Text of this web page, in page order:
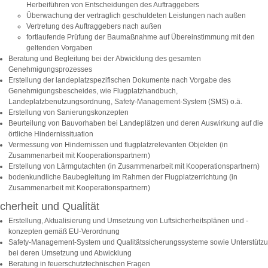
Herbeiführen von Entscheidungen des Auftraggebers
Überwachung der vertraglich geschuldeten Leistungen nach außen
Vertretung des Auftraggebers nach außen
fortlaufende Prüfung der Baumaßnahme auf Übereinstimmung mit den
geltenden Vorgaben
Beratung und Begleitung bei der Abwicklung des gesamten
Genehmigungsprozesses
Erstellung der landeplatzspezifischen Dokumente nach Vorgabe des
Genehmigungsbescheides, wie Flugplatzhandbuch,
Landeplatzbenutzungsordnung, Safety-Management-System (SMS) o.ä.
Erstellung von Sanierungskonzepten
Beurteilung von Bauvorhaben bei Landeplätzen und deren Auswirkung auf die
örtliche Hindernissituation
Vermessung von Hindernissen und flugplatzrelevanten Objekten (in
Zusammenarbeit mit Kooperationspartnern)
Erstellung von Lärmgutachten (in Zusammenarbeit mit Kooperationspartnern)
bodenkundliche Baubegleitung im Rahmen der Flugplatzerrichtung (in
Zusammenarbeit mit Kooperationspartnern)
und Qualität
Erstellung, Aktualisierung und Umsetzung von Luftsicherheitsplänen und -
konzepten gemäß EU-Verordnung
Safety-Management-System und Qualitätssicherungssysteme sowie
bei deren Umsetzung und Abwicklung
Beratung in feuerschutztechnischen Fragen